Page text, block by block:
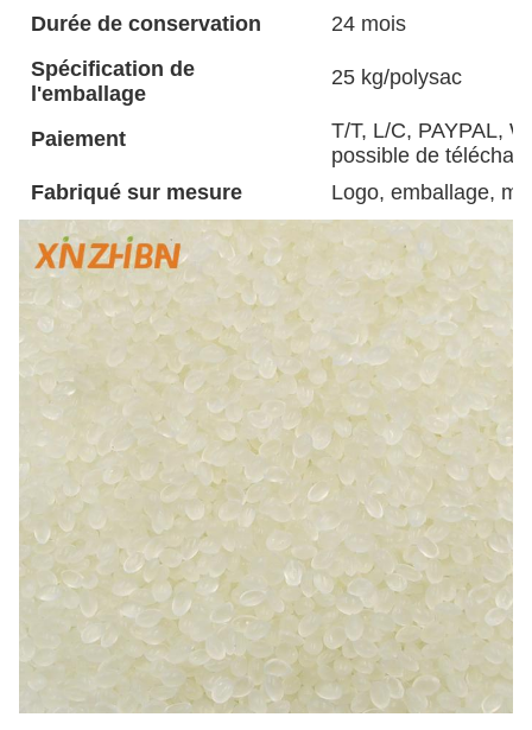
Durée de conservation
24 mois
Spécification de
l'emballage
25 kg/polysac
Paiement
T/T, L/C, PAYPAL,
possible de
Fabriqué sur mesure
Logo, emballage,